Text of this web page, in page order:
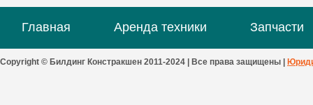
Главная Аренда техники Запчасти
Copyright © Билдинг Констракшен 2011-2024 | Все права защищены |